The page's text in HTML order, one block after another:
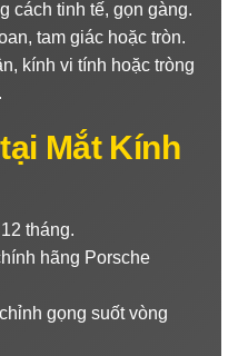
cách tinh tế, gọn gàng.
tam giác hoặc tròn.
kính vi tính hoặc tròng
Mắt Kính
tháng.
hãng Porsche
gọng suốt vòng